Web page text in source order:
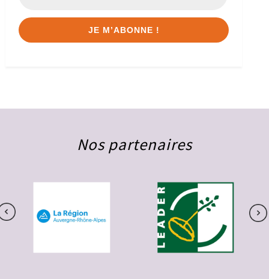
Nos partenaires